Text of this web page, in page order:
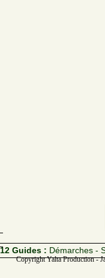
12 Guides : Démarches -
Copyright Yalta Production -